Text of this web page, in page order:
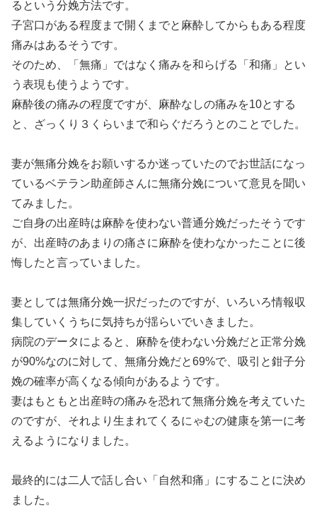
るという分娩方法です。
子宮口がある程度まで開くまでと麻酔してからもある程度
痛みはあるそうです。
そのため、「無痛」ではなく痛みを和らげる「和痛」とい
う表現も使うようです。
麻酔後の痛みの程度ですが、麻酔なしの痛みを10とする
と、ざっくり３くらいまで和らぐだろうとのことでした。
妻が無痛分娩をお願いするか迷っていたのでお世話になっ
ているベテラン助産師さんに無痛分娩について意見を聞い
てみました。
ご自身の出産時は麻酔を使わない普通分娩だったそうです
が、出産時のあまりの痛さに麻酔を使わなかったことに後
悔したと言っていました。
妻としては無痛分娩一択だったのですが、いろいろ情報収
集していくうちに気持ちが揺らいでいきました。
病院のデータによると、麻酔を使わない分娩だと正常分娩
が90%なのに対して、無痛分娩だと69%で、吸引と鉗子分
娩の確率が高くなる傾向があるようです。
妻はもともと出産時の痛みを恐れて無痛分娩を考えていた
のですが、それより生まれてくるにゃむの健康を第一に考
えるようになりました。
最終的には二人で話し合い「自然和痛」にすることに決め
ました。